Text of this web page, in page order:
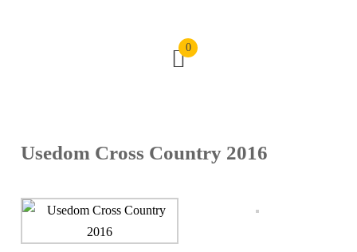
0
Usedom Cross Country 2016